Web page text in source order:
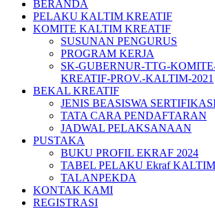
Close
Menu
BERANDA
PELAKU KALTIM KREATIF
KOMITE KALTIM KREATIF
SUSUNAN PENGURUS
PROGRAM KERJA
SK-GUBERNUR-TTG-
KREATIF-PROV.-KALTIM-2021
BEKAL KREATIF
JENIS BEASISWA
TATA CARA PENDAFTARAN
JADWAL PELAKSANAAN
PUSTAKA
BUKU PROFIL EKRAF 2024
TABEL PELAKU Ekraf
TALANPEKDA
KONTAK KAMI
REGISTRASI